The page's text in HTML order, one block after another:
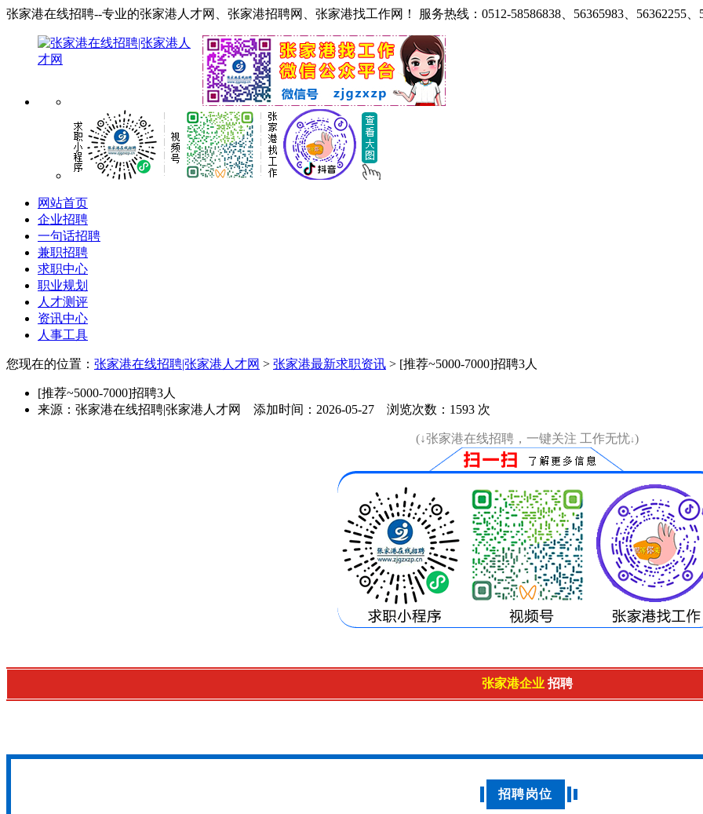
张家港在线招聘--专业的张家港人才网、张家港招聘网、张家港找工作网！ 服务热线：0512-58586838、56365983、56362255、
网站首页
企业招聘
一句话招聘
兼职招聘
求职中心
职业规划
人才测评
资讯中心
人事工具
您现在的位置： 张家港在线招聘|张家港人才网 > 张家港最新求职资讯 > [推荐~5000-7000]招聘3人
[推荐~5000-7000]招聘3人
来源： 张家港在线招聘|张家港人才网 添加时间： 2026-05-27 浏览次数： 1593 次
(↓张家港在线招聘，一键关注 工作无忧↓)
张家港企业 招聘
招聘岗位